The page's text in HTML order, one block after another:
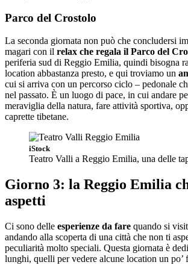
Parco del Crostolo
La seconda giornata non può che concludersi
magari con il relax che regala il Parco del
periferia sud di Reggio Emilia, quindi bisogna
location abbastanza presto, e qui troviamo un
cui si arriva con un percorso ciclo – pedonale
nel passato. È un luogo di pace, in cui andare
meraviglia della natura, fare attività sportiva,
caprette tibetane.
iStock
Teatro Valli a Reggio Emilia, una delle
Giorno 3: la Reggio Emilia
aspetti
Ci sono delle esperienze da fare quando si
andando alla scoperta di una città che non ti
peculiarità molto speciali. Questa giornata è
lunghi, quelli per vedere alcune location un po’